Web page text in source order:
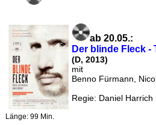
ab 20.05.:
Der blinde Fleck -
(D, 2013)
mit
Benno Fürmann,
Regie: Daniel Harrich
Länge: 99 Min.